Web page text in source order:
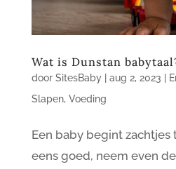
Wat is Dunstan
door SitesBaby| aug 2, 2023
Slapen, Voeding
Een baby begint zachtjes
eens goed, neem even